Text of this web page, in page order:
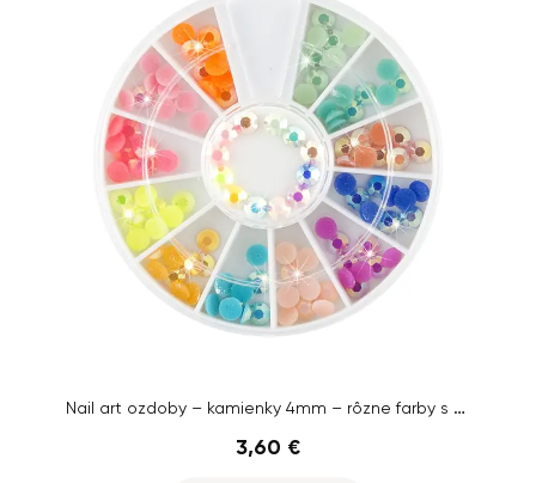
Nail art ozdoby – kamienky 4mm – rôzne farby s AB efektom
3,60 €